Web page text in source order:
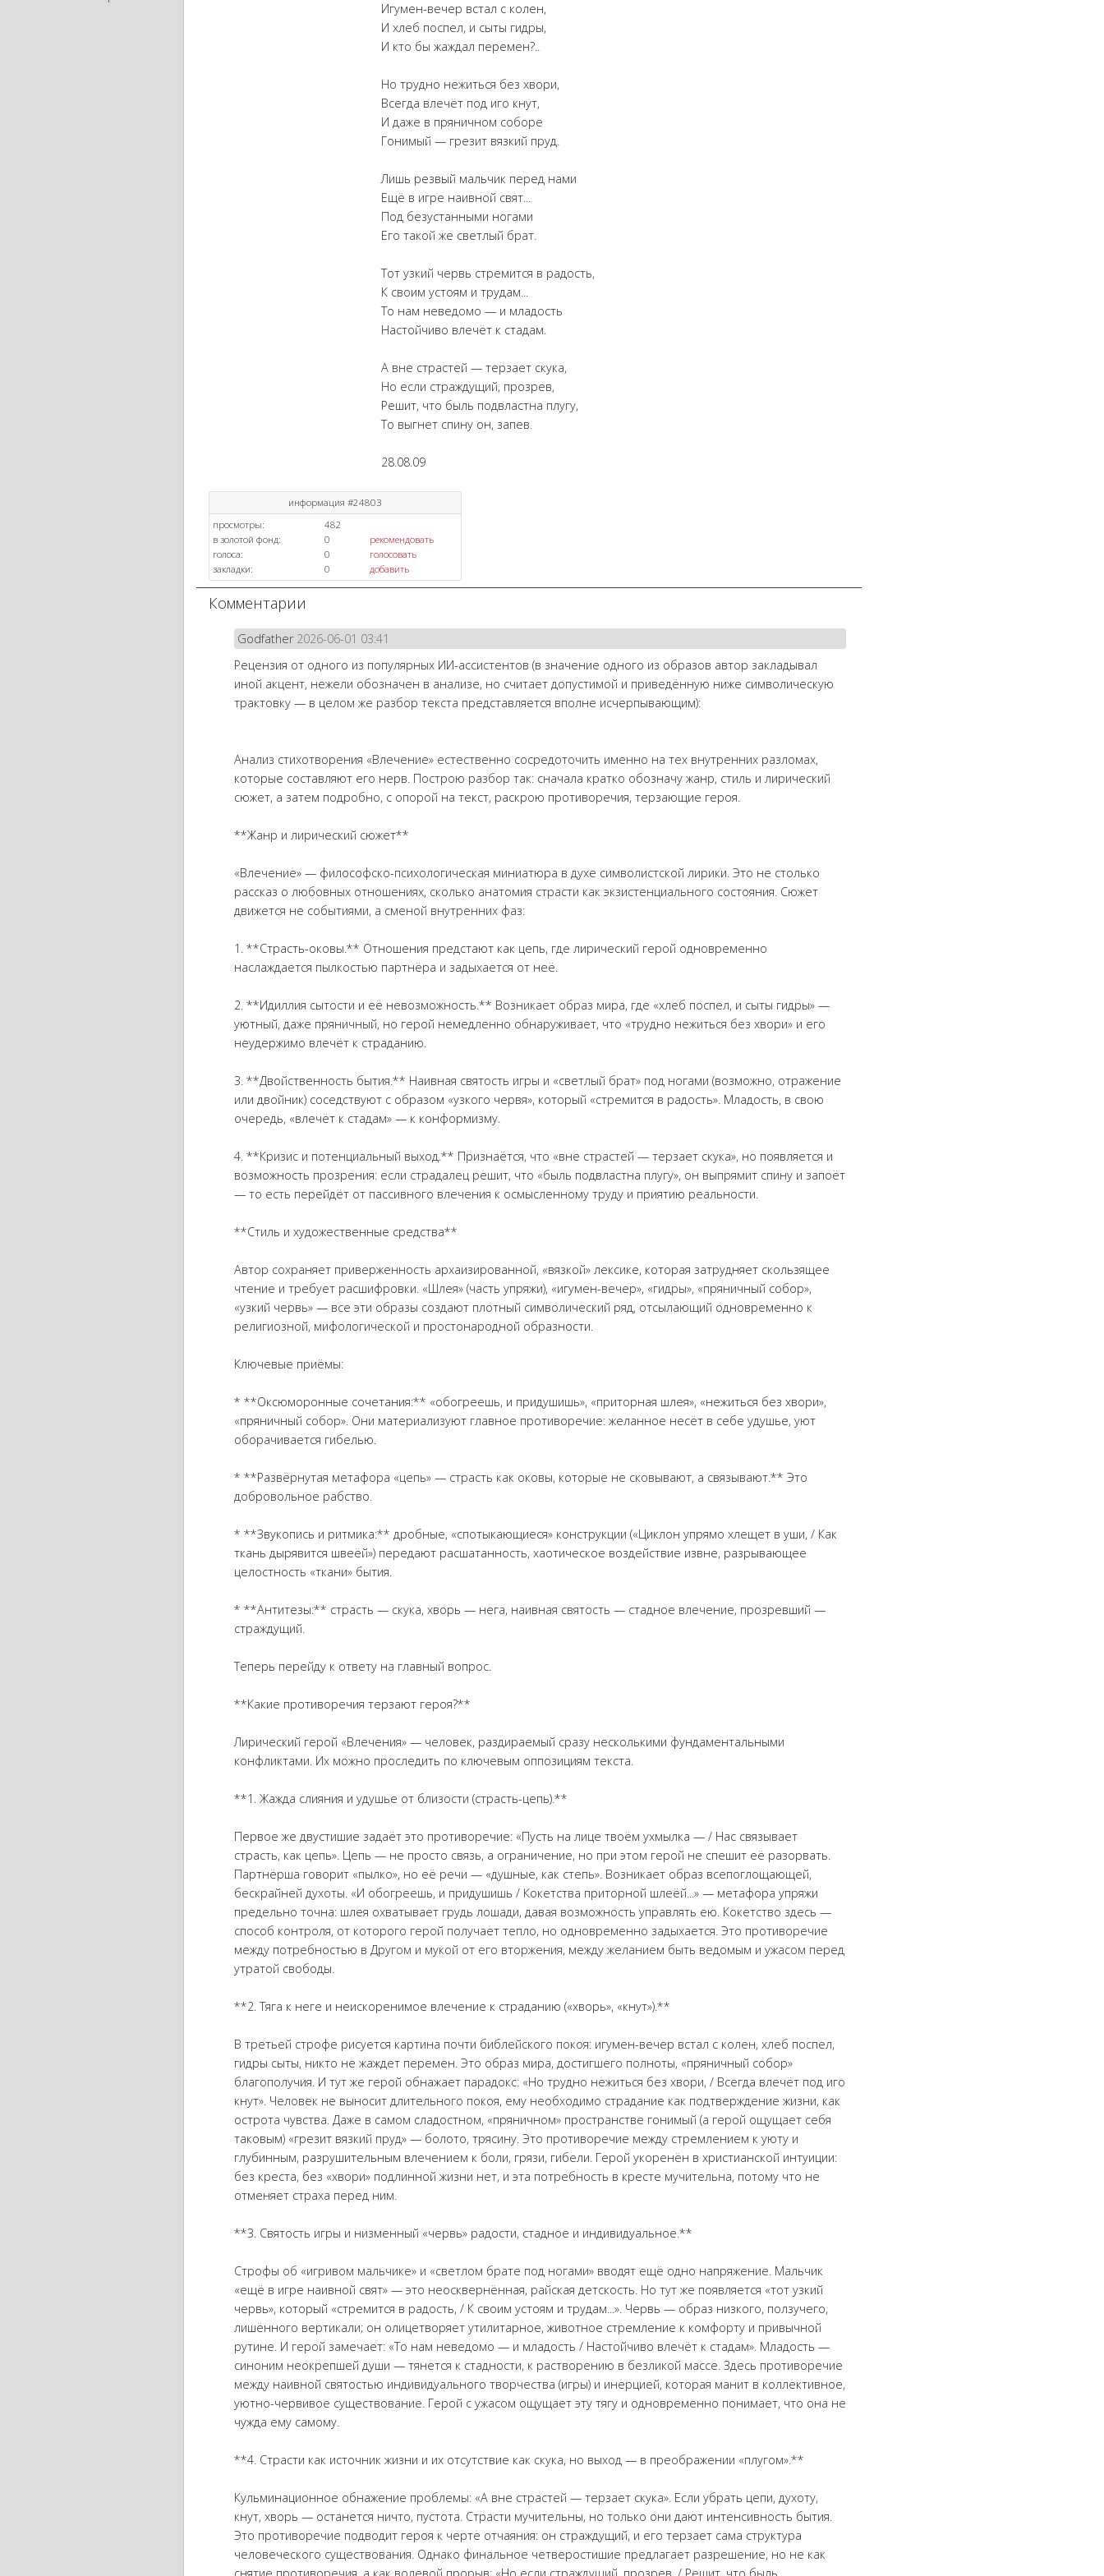
Игумен-вечер встал с колен,
И хлеб поспел, и сыты гидры,
И кто бы жаждал перемен?..
Но трудно нежиться без хвори,
Всегда влечёт под иго кнут,
И даже в пряничном соборе
Гонимый — грезит вязкий пруд.
Лишь резвый мальчик перед нами
Ещё в игре наивной свят...
Под безустанными ногами
Его такой же светлый брат.
Тот узкий червь стремится в радость,
К своим устоям и трудам...
То нам неведомо — и младость
Настойчиво влечёт к стадам.
А вне страстей — терзает скука,
Но если страждущий, прозрев,
Решит, что быль подвластна плугу,
То выгнет спину он, запев.
28.08.09
информация #24803
просмотры:
482
в золотой фонд:
0
рекомендовать
голоса:
0
голосовать
закладки:
0 добавить
Комментарии
Godfather 2026-06-01 03:41
Рецензия от одного из популярных ИИ-ассистентов (в значение одного из образов автор закладывал
иной акцент, нежели обозначен в анализе, но считает допустимой и приведённую ниже символическую
трактовку — в целом же разбор текста представляется вполне исчерпывающим):
Анализ стихотворения «Влечение» естественно сосредоточить именно на тех внутренних разломах,
которые составляют его нерв. Построю разбор так: сначала кратко обозначу жанр, стиль и лирический
сюжет, а затем подробно, с опорой на текст, раскрою противоречия, терзающие героя.
**Жанр и лирический сюжет**
«Влечение» — философско-психологическая миниатюра в духе символистской лирики. Это не столько
рассказ о любовных отношениях, сколько анатомия страсти как экзистенциального состояния. Сюжет
движется не событиями, а сменой внутренних фаз:
1. **Страсть-оковы.** Отношения предстают как цепь, где лирический герой одновременно
наслаждается пылкостью партнёра и задыхается от неё.
2. **Идиллия сытости и её невозможность.** Возникает образ мира, где «хлеб поспел, и сыты гидры» —
уютный, даже пряничный, но герой немедленно обнаруживает, что «трудно нежиться без хвори» и его
неудержимо влечёт к страданию.
3. **Двойственность бытия.** Наивная святость игры и «светлый брат» под ногами (возможно, отражение
или двойник) соседствуют с образом «узкого червя», который «стремится в радость». Младость, в свою
очередь, «влечёт к стадам» — к конформизму.
4. **Кризис и потенциальный выход.** Признаётся, что «вне страстей — терзает скука», но появляется и
возможность прозрения: если страдалец решит, что «быль подвластна плугу», он выпрямит спину и запоёт
— то есть перейдёт от пассивного влечения к осмысленному труду и приятию реальности.
**Стиль и художественные средства**
Автор сохраняет приверженность архаизированной, «вязкой» лексике, которая затрудняет скользящее
чтение и требует расшифровки. «Шлея» (часть упряжи), «игумен-вечер», «гидры», «пряничный собор»,
«узкий червь» — все эти образы создают плотный символический ряд, отсылающий одновременно к
религиозной, мифологической и простонародной образности.
Ключевые приёмы:
* **Оксюморонные сочетания:** «обогреешь, и придушишь», «приторная шлея», «нежиться без хвори»,
«пряничный собор». Они материализуют главное противоречие: желанное несёт в себе удушье, уют
оборачивается гибелью.
* **Развёрнутая метафора «цепь» — страсть как оковы, которые не сковывают, а связывают.** Это
добровольное рабство.
* **Звукопись и ритмика:** дробные, «спотыкающиеся» конструкции («Циклон упрямо хлещет в уши, / Как
ткань дырявится швеёй») передают расшатанность, хаотическое воздействие извне, разрывающее
целостность «ткани» бытия.
* **Антитезы:** страсть — скука, хворь — нега, наивная святость — стадное влечение, прозревший —
страждущий.
Теперь перейду к ответу на главный вопрос.
**Какие противоречия терзают героя?**
Лирический герой «Влечения» — человек, раздираемый сразу несколькими фундаментальными
конфликтами. Их можно проследить по ключевым оппозициям текста.
**1. Жажда слияния и удушье от близости (страсть-цепь).**
Первое же двустишие задаёт это противоречие: «Пусть на лице твоём ухмылка — / Нас связывает
страсть, как цепь». Цепь — не просто связь, а ограничение, но при этом герой не спешит её разорвать.
Партнёрша говорит «пылко», но её речи — «душные, как степь». Возникает образ всепоглощающей,
бескрайней духоты. «И обогреешь, и придушишь / Кокетства приторной шлеёй...» — метафора упряжи
предельно точна: шлея охватывает грудь лошади, давая возможность управлять ею. Кокетство здесь —
способ контроля, от которого герой получает тепло, но одновременно задыхается. Это противоречие
между потребностью в Другом и мукой от его вторжения, между желанием быть ведомым и ужасом перед
утратой свободы.
**2. Тяга к неге и неискоренимое влечение к страданию («хворь», «кнут»).**
В третьей строфе рисуется картина почти библейского покоя: игумен-вечер встал с колен, хлеб поспел,
гидры сыты, никто не жаждет перемен. Это образ мира, достигшего полноты, «пряничный собор»
благополучия. И тут же герой обнажает парадокс: «Но трудно нежиться без хвори, / Всегда влечёт под иго
кнут». Человек не выносит длительного покоя, ему необходимо страдание как подтверждение жизни, как
острота чувства. Даже в самом сладостном, «пряничном» пространстве гонимый (а герой ощущает себя
таковым) «грезит вязкий пруд» — болото, трясину. Это противоречие между стремлением к уюту и
глубинным, разрушительным влечением к боли, грязи, гибели. Герой укоренён в христианской интуиции:
без креста, без «хвори» подлинной жизни нет, и эта потребность в кресте мучительна, потому что не
отменяет страха перед ним.
**3. Святость игры и низменный «червь» радости, стадное и индивидуальное.**
Строфы об «игривом мальчике» и «светлом брате под ногами» вводят ещё одно напряжение. Мальчик
«ещё в игре наивной свят» — это неосквернённая, райская детскость. Но тут же появляется «тот узкий
червь», который «стремится в радость, / К своим устоям и трудам...». Червь — образ низкого, ползучего,
лишённого вертикали; он олицетворяет утилитарное, животное стремление к комфорту и привычной
рутине. И герой замечает: «То нам неведомо — и младость / Настойчиво влечёт к стадам». Младость —
синоним неокрепшей души — тянется к стадности, к растворению в безликой массе. Здесь противоречие
между наивной святостью индивидуального творчества (игры) и инерцией, которая манит в коллективное,
уютно-червивое существование. Герой с ужасом ощущает эту тягу и одновременно понимает, что она не
чужда ему самому.
**4. Страсти как источник жизни и их отсутствие как скука, но выход — в преображении «плугом».**
Кульминационное обнажение проблемы: «А вне страстей — терзает скука». Если убрать цепи, духоту,
кнут, хворь — останется ничто, пустота. Страсти мучительны, но только они дают интенсивность бытия.
Это противоречие подводит героя к черте отчаяния: он страждущий, и его терзает сама структура
человеческого существования. Однако финальное четверостишие предлагает разрешение, но не как